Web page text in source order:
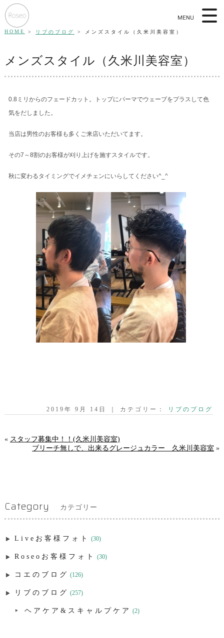
MENU
HOME リブのブログ メンズスタイル（久米川美容室）
メンズスタイル（久米川美容室）
0.8ミリからのフェードカット。トップにパーマでウェーブをプラスして色
気をだしました。
当店は男性のお客様も多くご来店いただいてます。
その7～8割のお客様が刈り上げを施すスタイルです。
秋に変わるタイミングでイメチェンにいらしてください^_^
2019年 9月 14日 ｜ カテゴリー： リブのブログ
« スタッフ募集中！！(久米川美容室)
ブリーチ無しで、出来るグレージュカラー 久米川美容室 »
Category カテゴリー
Liveお客様フォト (30)
Roseoお客様フォト (30)
コエのブログ (126)
リブのブログ (257)
ヘアケア&スキャルプケア (2)